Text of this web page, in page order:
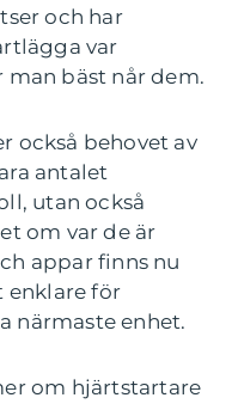
och har
var
bäst når dem.
också behovet av
antalet
utan också
om var de är
appar finns nu
för
närmaste enhet.
om hjärtstartare